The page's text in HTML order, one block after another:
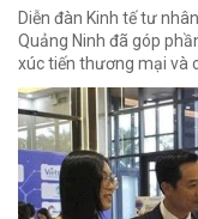
Diễn đàn Kinh tế tư
Quảng Ninh đã góp
xúc tiến thương mại và